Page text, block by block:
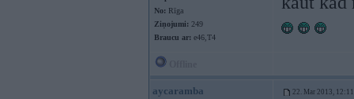
No: Rīga
Ziņojumi: 249
Braucu ar: e46,T4
aycaramba 22. Mar 2013, 12:11